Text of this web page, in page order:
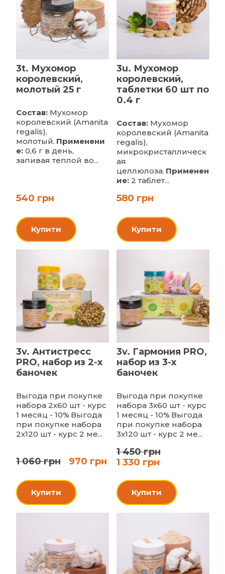
3t. Мухомор
королевский,
молотый 25 г
Состав:Мухомор
королевский (Amanita
regalis),
молотый. Применени
е: 0,6 г в день,
запивая теплой во...
540 грн
Купити
3u. Мухомор
королевский,
таблетки 60 шт по
0.4 г
Состав:Мухомор
королевский (Amanita
regalis),
микрокристаллическ
ая
целлюлоза. Применен
ие:2 таблет...
580 грн
Купити
3v. Антистресс
PRO, набор из 2-х
баночек
Выгода при покупке
набора 2х60 шт - курс
1 месяц - 10% Выгода
при покупке набора
2х120 шт - курс 2 ме...
1 060 грн 970 грн
Купити
3v. Гармония PRO,
набор из 3-х
баночек
Выгода при покупке
набора 3х60 шт - курс
1 месяц - 10% Выгода
при покупке набора
3х120 шт - курс 2 ме...
1 450 грн
1 330 грн
Купити